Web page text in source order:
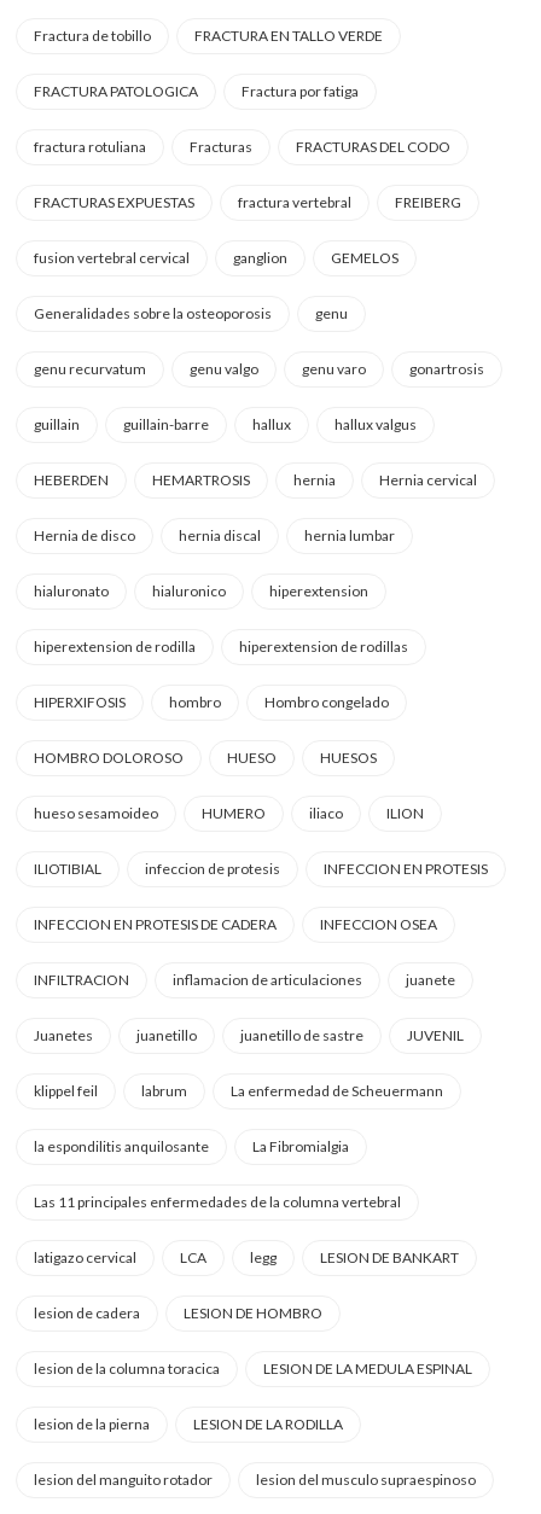
Fractura de tobillo FRACTURA EN TALLO VERDE
FRACTURA PATOLOGICA Fractura por fatiga
fractura rotuliana Fracturas FRACTURAS DEL CODO
FRACTURAS EXPUESTAS fractura vertebral FREIBERG
fusion vertebral cervical ganglion GEMELOS
Generalidades sobre la osteoporosis genu
genu recurvatum genu valgo genu varo gonartrosis
guillain guillain-barre hallux hallux valgus
HEBERDEN HEMARTROSIS hernia Hernia cervical
Hernia de disco hernia discal hernia lumbar
hialuronato hialuronico hiperextension
hiperextension de rodilla hiperextension de rodillas
HIPERXIFOSIS hombro Hombro congelado
HOMBRO DOLOROSO HUESO HUESOS
hueso sesamoideo HUMERO iliaco ILION
ILIOTIBIAL infeccion de protesis INFECCION EN PROTESIS
INFECCION EN PROTESIS DE CADERA INFECCION OSEA
INFILTRACION inflamacion de articulaciones juanete
Juanetes juanetillo juanetillo de sastre JUVENIL
klippel feil labrum La enfermedad de Scheuermann
la espondilitis anquilosante La Fibromialgia
Las 11 principales enfermedades de la columna vertebral
latigazo cervical LCA legg LESION DE BANKART
lesion de cadera LESION DE HOMBRO
lesion de la columna toracica LESION DE LA MEDULA ESPINAL
lesion de la pierna LESION DE LA RODILLA
lesion del manguito rotador lesion del musculo supraespinoso